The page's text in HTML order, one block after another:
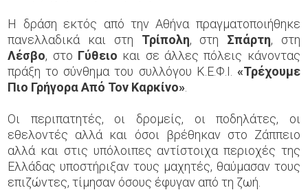
Η δράση εκτός από την Αθήνα πραγματοποιήθηκε
πανελλαδικά και στη Τρίπολη, στη Σπάρτη, στη
Λέσβο, στο Γύθειο και σε άλλες πόλεις κάνοντας
πράξη το σύνθημα του συλλόγου Κ.Ε.Φ.Ι. «Τρέχουμε
Πιο Γρήγορα Από Τον Καρκίνο»
Οι περιπατητές, οι δρομείς, οι ποδηλάτες, οι
εθελοντές αλλά και όσοι βρέθηκαν στο Ζάππειο
αλλά και στις υπόλοιπες αντίστοιχα περιοχές της
Ελλάδας υποστήριξαν τους μαχητές, θαύμασαν τους
επιζώντες, τίμησαν όσους έφυγαν από τη ζωή.